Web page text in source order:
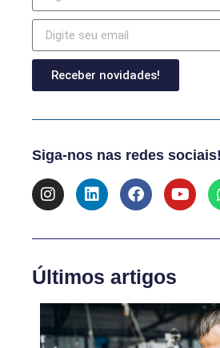
Receber novidades!
Siga-nos nas redes sociais!
Últimos artigos